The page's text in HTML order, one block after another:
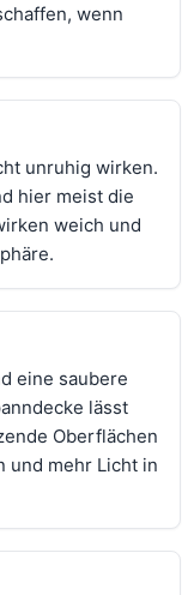
wenn
unruhig wirken.
hier meist die
weich und
eine saubere
lässt
Oberflächen
und mehr Licht in